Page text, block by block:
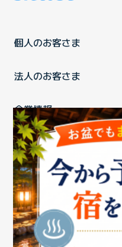
個人のお客さま
法人のお客さま
企業情報
ご利用中の方
お問い合わせ消費税の表示
個人情報保護ポリシープラ
特定商取引法に基づく表記
商標について BIGLOBEトップ